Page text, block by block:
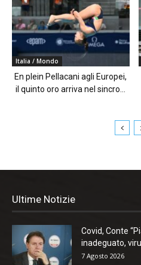
Italia / Mondo
En plein Pellacani agli Europei,
il quinto oro arriva nel sincro...
Ultime Notizie
Covid, Conte
inadeguato,
7 Agosto 2026